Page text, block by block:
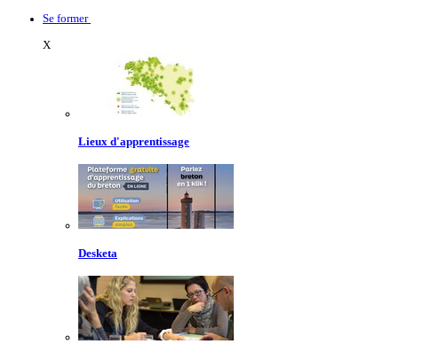
Se former
X
Lieux d'apprentissage
Desketa